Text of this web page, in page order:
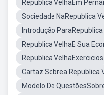
República VelhaEm
Sociedade NaRepublica
Introdução ParaRepublica
Republica VelhaE Sua
Republica VelhaExercicios
Cartaz Sobrea Republica
Modelo De